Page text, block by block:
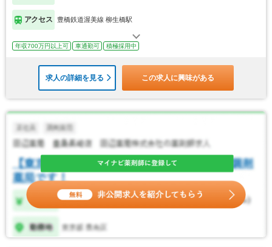
アクセス 豊橋鉄道渥美線 柳生橋駅
年収700万円以上可 車通勤可 積極採用中
求人の詳細を見る この求人に興味がある